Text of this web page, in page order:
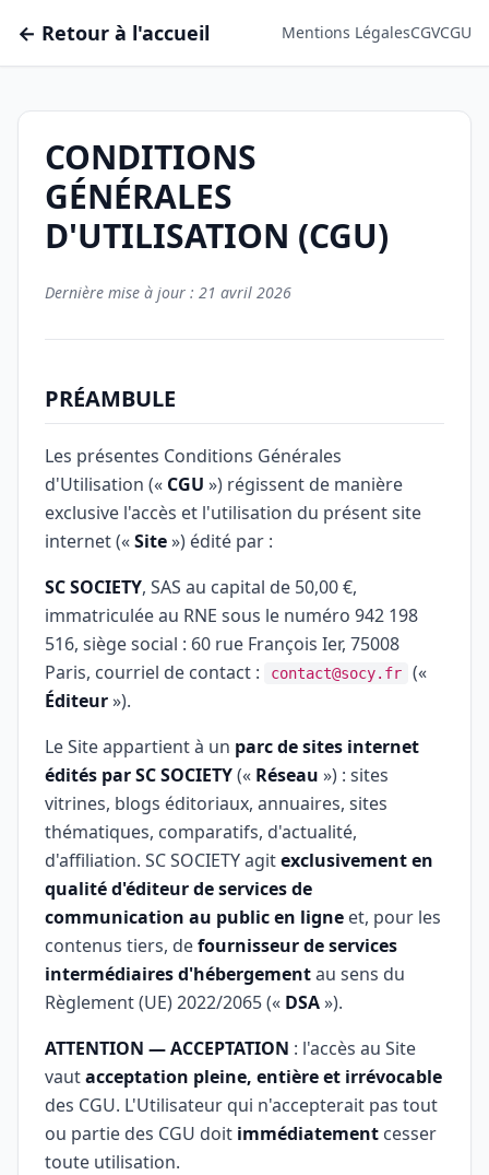
← Retour à l'accueil Mentions LégalesCGVCGU
CONDITIONS
GÉNÉRALES
D'UTILISATION (CGU)
Dernière mise à jour : 21 avril 2026
PRÉAMBULE
Les présentes Conditions Générales
d'Utilisation (« CGU ») régissent de manière
exclusive l'accès et l'utilisation du présent site
internet («Site») édité par :
SC SOCIETY, SAS au capital de 50,00 €,
immatriculée au RNE sous le numéro 942 198
516, siège social : 60 rue François Ier, 75008
Paris, courriel de contact :
contact@socy.fr
(«
Éditeur»).
Le Site appartient à un parc de sites internet
édités par SC SOCIETY(« Réseau ») : sites
vitrines, blogs éditoriaux, annuaires, sites
thématiques, comparatifs, d'actualité,
d'affiliation. SC SOCIETY agitexclusivement en
qualité d'éditeur de services de
communication au public en ligne et, pour les
contenus tiers, defournisseur de services
intermédiaires d'hébergementau sens du
Règlement (UE) 2022/2065 (« DSA»).
ATTENTION — ACCEPTATION : l'accès au Site
vautacceptation pleine, entière et irrévocable
des CGU. L'Utilisateur qui n'accepterait pas tout
ou partie des CGU doit immédiatement cesser
toute utilisation.